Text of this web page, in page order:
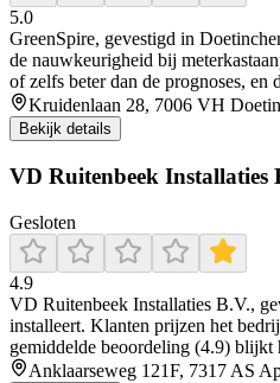
5.0
GreenSpire, gevestigd in
de nauwkeurigheid bij
of zelfs beter dan de prognoses, en
Kruidenlaan 28, 7006 VH
Bekijk details
VD Ruitenbeek Installaties
Gesloten
4.9
VD Ruitenbeek Installaties B.V.,
installeert. Klanten prijzen het
gemiddelde beoordeling (4.9) blijkt
Anklaarseweg 121F, 7317 AS